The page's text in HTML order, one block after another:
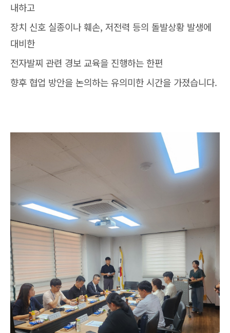
내하고
장치 신호 실종이나 훼손, 저전력 등의 돌발상황 발생에
대비한
전자발찌 관련 경보 교육을 진행하는 한편
향후 협업 방안을 논의하는 유의미한 시간을 가졌습니다.